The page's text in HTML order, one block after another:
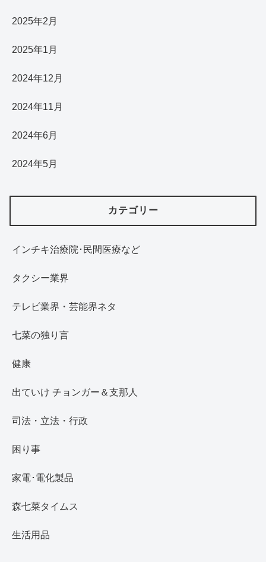
2025年2月
2025年1月
2024年12月
2024年11月
2024年6月
2024年5月
カテゴリー
インチキ治療院･民間医療など
タクシー業界
テレビ業界・芸能界ネタ
七菜の独り言
健康
出ていけ チョンガー＆支那人
司法・立法・行政
困り事
家電･電化製品
森七菜タイムス
生活用品